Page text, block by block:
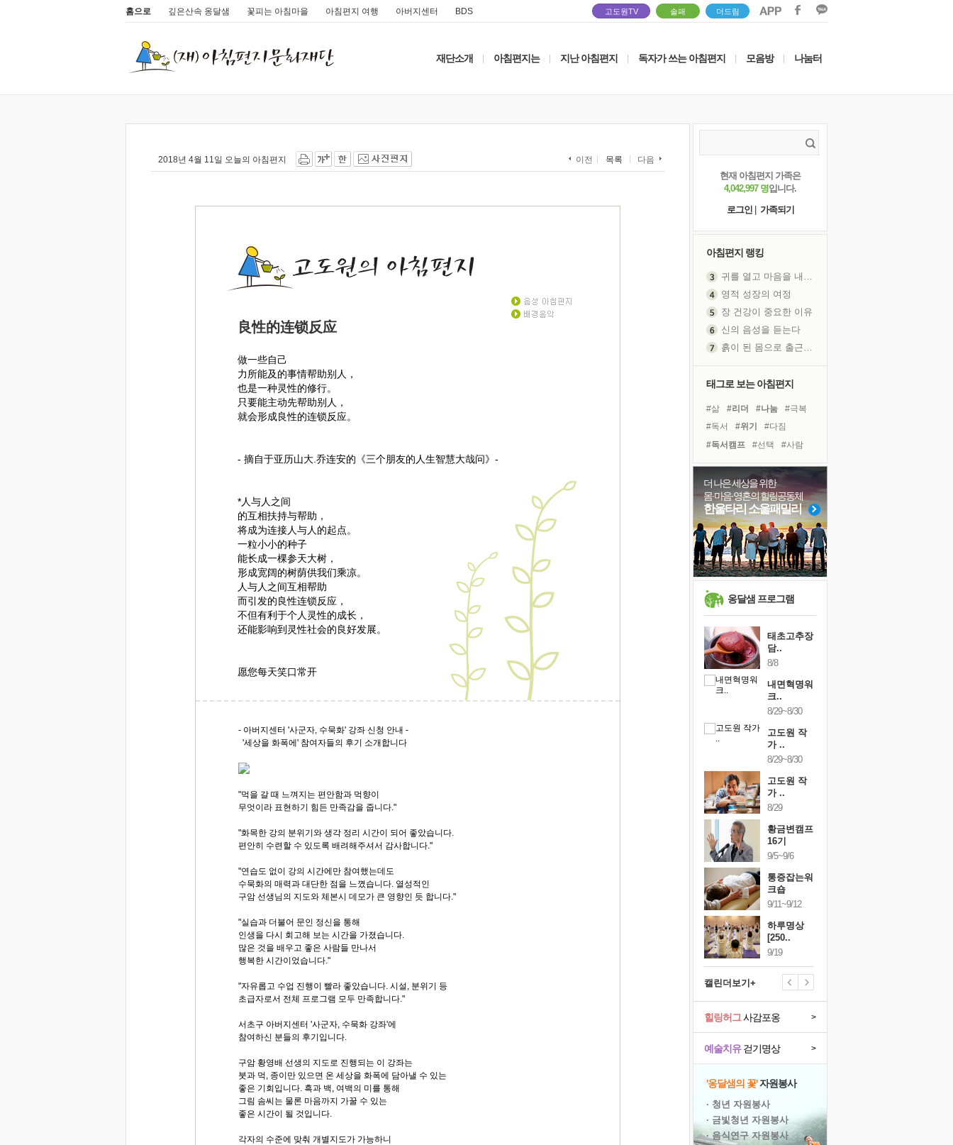
홈으로 깊은산속 옹달샘 꽃피는 아침마을 아침편지 여행 아버지센터 BDS 고도원TV 솔패 더드림
재단소개 아침편지는 지난 아침편지 독자가 쓰는 아침편지 모음방 나눔터
2018년 4월 11일 오늘의 아침편지 이전 목록 다음
良性的连锁反应
做一些自己
力所能及的事情帮助别人，
也是一种灵性的修行。
只要能主动先帮助别人，
就会形成良性的连锁反应。
- 摘自于亚历山大.乔连安的《三个朋友的人生智慧大哉问》-
*人与人之间
的互相扶持与帮助，
将成为连接人与人的起点。
一粒小小的种子
能长成一棵参天大树，
形成宽阔的树荫供我们乘凉。
人与人之间互相帮助
而引发的良性连锁反应，
不但有利于个人灵性的成长，
还能影响到灵性社会的良好发展。
愿您每天笑口常开
- 아버지센터 '사군자, 수묵화' 강좌 신청 안내 -
'세상을 화폭에' 참여자들의 후기 소개합니다
"먹을 갈 때 느껴지는 편안함과 먹향이
무엇이라 표현하기 힘든 만족감을 줍니다."
"화목한 강의 분위기와 생각 정리 시간이 되어 좋았습니다.
편안히 수련할 수 있도록 배려해주셔서 감사합니다."
"연습도 없이 강의 시간에만 참여했는데도
수묵화의 매력과 대단한 점을 느꼈습니다. 열성적인
구암 선생님의 지도와 체본시 데모가 큰 영향인 듯 합니다."
"실습과 더불어 문인 정신을 통해
인생을 다시 회고해 보는 시간을 가졌습니다.
많은 것을 배우고 좋은 사람들 만나서
행복한 시간이었습니다."
"자유롭고 수업 진행이 빨라 좋았습니다. 시설, 분위기 등
초급자로서 전체 프로그램 모두 만족합니다."
서초구 아버지센터 '사군자, 수묵화 강좌'에
참여하신 분들의 후기입니다.
구암 황영배 선생의 지도로 진행되는 이 강좌는
붓과 먹, 종이만 있으면 온 세상을 화폭에 담아낼 수 있는
좋은 기회입니다. 흑과 백, 여백의 미를 통해
그림 솜씨는 물론 마음까지 가꿀 수 있는
좋은 시간이 될 것입니다.
각자의 수준에 맞춰 개별지도가 가능하니
현재 아침편지 가족은
4,042,997 명입니다.
로그인
가족되기
아침편지 랭킹
귀를 열고 마음을 내어주고
영적 성장의 여정
장 건강이 중요한 이유
신의 음성을 듣는다
흙이 된 몸으로 출근하는 여자
졸업식 사진을 보며
아픈 아버지를 위한 공간 설계
극심한 변비, 어깨결림, 수면 장애
보고 싶은 어머니
유년 시절의 부산 영도 바다
못된 꼰대들
거울 속의 나
희망이란
'모른다'는 것
태그로 보는 아침편지
#삶 #리더 #나눔
#극복
#독서
#위기
#다짐
#독서캠프
#선택
#사람
#면역력
#유튜브
#바이러스
#명상
#희망
#건강
#링컨학교
#도움
#비전캠프
#힐링 #친구
더 나은 세상을 위한
몸·마음·영혼의 힐링공동체
한울타리 소울패밀리
옹달샘 프로그램
태초고추장
담..
8/8
내면혁명워
크..
8/29~8/30
고도원 작
가 ..
8/29~8/30
고도원 작
가 ..
8/29
황금변캠프
16기
9/5~9/6
통증잡는워
크숍
9/11~9/12
하루명상
[250..
9/19
캘린더보기+
예술치유걷기명상 >
힐링허그사감포옹 >
'옹달샘의 꽃'자원봉사
· 청년 자원봉사
· 금빛청년 자원봉사
· 음식연구 자원봉사